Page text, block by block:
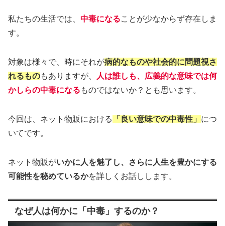
私たちの生活では、 中毒になることが少なからず存在しま
す。
対象は様々で、時にそれが病的なものや社会的に問題視さ
れるものもありますが、
人は誰しも、広義的な意味では何
かしらの中毒になる ものではないか？とも思います。
今回は、ネット物販における 「良い意味での中毒性」 につ
いてです。
ネット物販がいかに人を魅了し、さらに人生を豊かにする
可能性を秘めているかを詳しくお話しします。
なぜ人は何かに「中毒」するのか？